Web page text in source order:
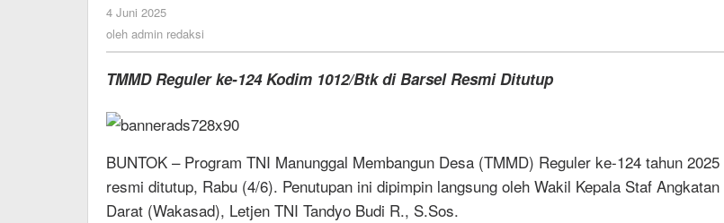
4 Juni 2025
admin
redaksi
oleh admin redaksi
TMMD Reguler ke-124 Kodim 1012/Btk di Barsel Resmi Ditutup
BUNTOK – Program TNI Manunggal Membangun Desa (TMMD) Reguler ke-124 tahun 2025
resmi ditutup, Rabu (4/6). Penutupan ini dipimpin langsung oleh Wakil Kepala Staf Angkatan
Darat (Wakasad), Letjen TNI Tandyo Budi R., S.Sos.